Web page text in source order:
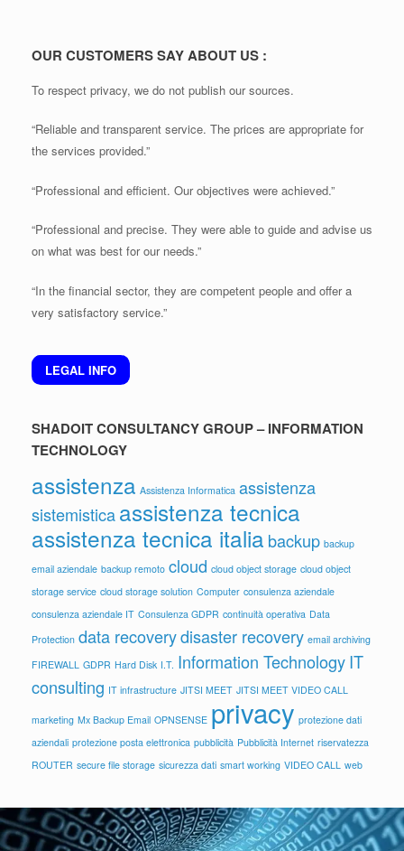
OUR CUSTOMERS SAY ABOUT US :
To respect privacy, we do not publish our sources.
“Reliable and transparent service. The prices are appropriate for
the services provided.”
“Professional and efficient. Our objectives were achieved.”
“Professional and precise. They were able to guide and advise us
on what was best for our needs.”
“In the financial sector, they are competent people and offer a
very satisfactory service.”
LEGAL INFO
SHADOIT CONSULTANCY GROUP – INFORMATION
TECHNOLOGY
assistenza Assistenza Informatica assistenza
sistemisticaassistenza tecnica
assistenza tecnica italia backup backup
email aziendale backup remoto cloud cloud object storage cloud object
storage service cloud storage solution Computer consulenza aziendale
consulenza aziendale IT Consulenza GDPR continuità operativa Data
Protection data recoverydisaster recovery email archiving
FIREWALL GDPR Hard Disk I.T. Information TechnologyIT
consulting IT infrastructure JITSI MEET JITSI MEET VIDEO CALL
marketing Mx Backup Email OPNSENSE privacy protezione dati
aziendali protezione posta elettronica pubblicità Pubblicità Internet riservatezza
ROUTER secure file storage sicurezza dati smart working VIDEO CALL web